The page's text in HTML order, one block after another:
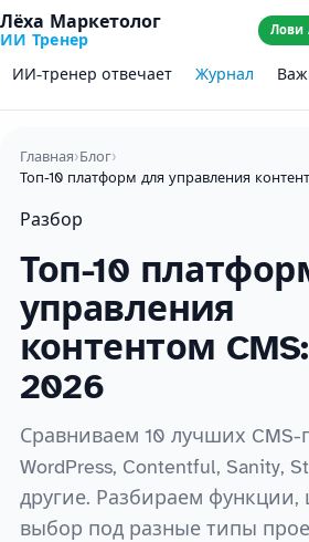
Лёха Маркетолог
ИИ Тренер
Лови
ИИ-тренер отвечает Журнал
Главная›Блог›
Разбор
Топ-10
управления
контентом
2026
Сравниваем 10 лучших CMS-
WordPress, Contentful, Sanity,
другие. Разбираем функции,
выбор под разные типы